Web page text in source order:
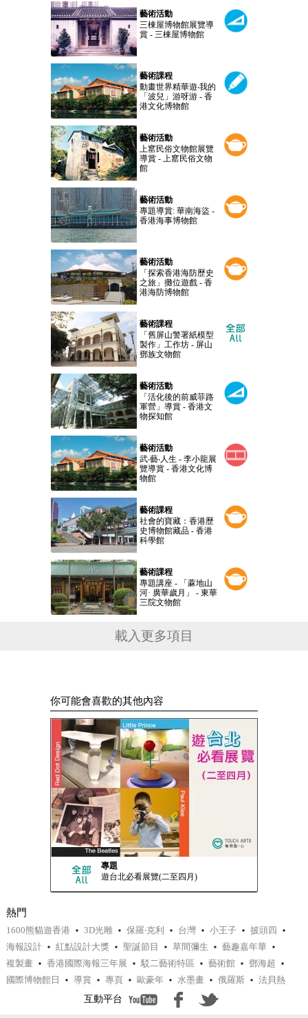
藝術活動
三棟屋博物館展覽導
賞 - 三棟屋博物館
藝術課程
動畫世界精華遊‧我的
「波兒」游呀游 - 香
港文化博物館
藝術活動
上窰民俗文物館展覽
導賞 - 上窰民俗文物
館
藝術活動
專題導賞: 華南海盜 -
香港海事博物館
藝術活動
「探索香港海防歷史
之旅」攤位遊戲 - 香
港海防博物館
藝術課程
「舊屏山警署紙模型
製作」工作坊 - 屏山
鄧族文物館
藝術活動
「活化後的前威菲路
軍營」導賞 - 香港文
物探知館
藝術活動
武‧藝‧人生 - 李小龍展
覽導賞 - 香港文化博
物館
藝術課程
社會的寶藏：香港歷
史博物館藏品 - 香港
科學館
藝術課程
專題講座 - 「蔴地山
河· 廣華歲月」 - 東華
三院文物館
載入更多項目
你可能會喜歡的其他內容
專題
遊台北必看展覽(二至四月)
熱門
1600熊貓遊香港 3D光雕 保羅‧克利 台灣 小王子
披頭四
海報設計
紅點設計大獎 聖誕節目 草間彌生
藝趣嘉年華
複製畫
香港國際海報三年展 駁二藝術特區 藝術館
鄧海超
國際博物館日
導賞 專頁 歐豪年 水墨畫 俄羅斯
法貝熱
互動平台